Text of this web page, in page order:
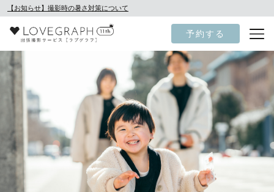
【お知らせ】撮影時の暑さ対策について
予約する